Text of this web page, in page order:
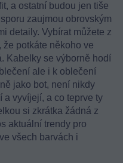
a ostatní budou jen tiše
zaujmou obrovským
detaily. Vybírat můžete z
potkáte někoho ve
Kabelky se výborně hodí
ale i k oblečení
jako bot, není nikdy
a vyvíjejí, a co teprve ty
si zkrátka žádná z
aktuální trendy pro
všech barvách i